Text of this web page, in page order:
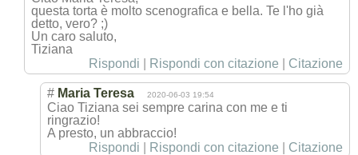
questa torta è molto scenografica e bella. Te l'ho già
detto, vero? ;)
Un caro saluto,
Tiziana
Rispondi
Rispondi con citazione Citazione
# Maria Teresa 2020-06-03 19:54
Ciao Tiziana sei sempre carina con me e ti
ringrazio!
A presto, un abbraccio!
Rispondi
Rispondi con citazione
Citazione